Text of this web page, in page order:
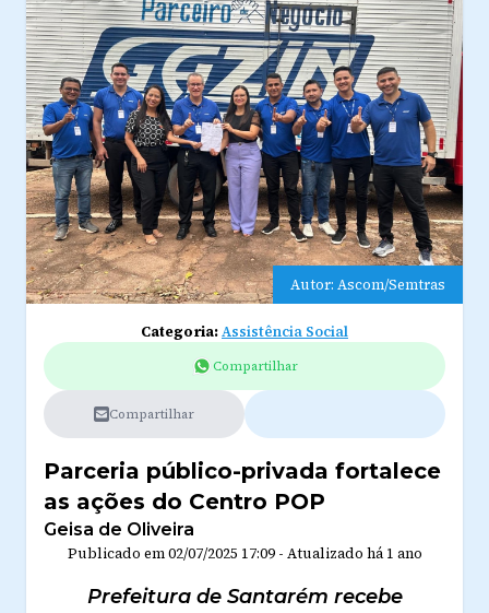
Autor: Ascom/Semtras
Categoria:Assistência Social
Compartilhar
Compartilhar
Parceria público-privada fortalece
as ações do Centro POP
Geisa de Oliveira
Publicado em02/07/2025 17:09- Atualizado há 1 ano
Prefeitura de Santarém recebe